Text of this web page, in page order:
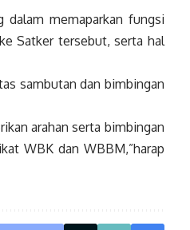
dalam memaparkan fungsi
Satker tersebut, serta hal
sambutan dan bimbingan
arahan serta bimbingan
WBK dan WBBM,”harap